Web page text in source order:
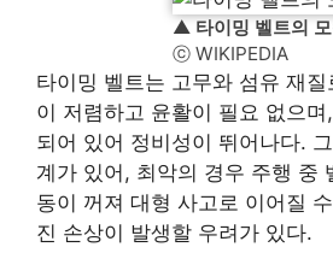
▲ 타이밍 벨트의
ⓒ WIKIPEDIA
타이밍 벨트는 고무와 섬유 재
이 저렴하고 윤활이 필요 없으
되어 있어 정비성이 뛰어나다.
계가 있어, 최악의 경우 주행 중
동이 꺼져 대형 사고로 이어질
진 손상이 발생할 우려가 있다.